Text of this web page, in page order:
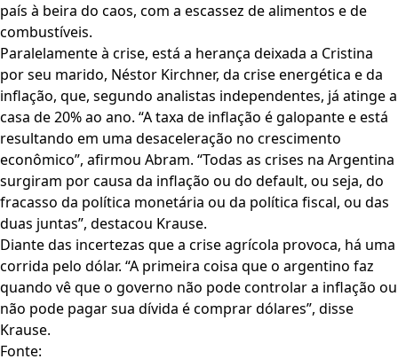
país à beira do caos, com a escassez de alimentos e de
combustíveis.
Paralelamente à crise, está a herança deixada a Cristina
por seu marido, Néstor Kirchner, da crise energética e da
inflação, que, segundo analistas independentes, já atinge a
casa de 20% ao ano. “A taxa de inflação é galopante e está
resultando em uma desaceleração no crescimento
econômico”, afirmou Abram. “Todas as crises na Argentina
surgiram por causa da inflação ou do default, ou seja, do
fracasso da política monetária ou da política fiscal, ou das
duas juntas”, destacou Krause.
Diante das incertezas que a crise agrícola provoca, há uma
corrida pelo dólar. “A primeira coisa que o argentino faz
quando vê que o governo não pode controlar a inflação ou
não pode pagar sua dívida é comprar dólares”, disse
Krause.
Fonte: